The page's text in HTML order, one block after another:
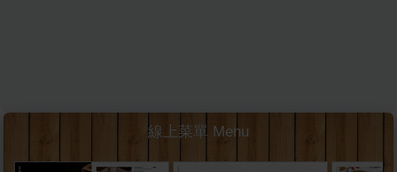
線上菜單 Menu